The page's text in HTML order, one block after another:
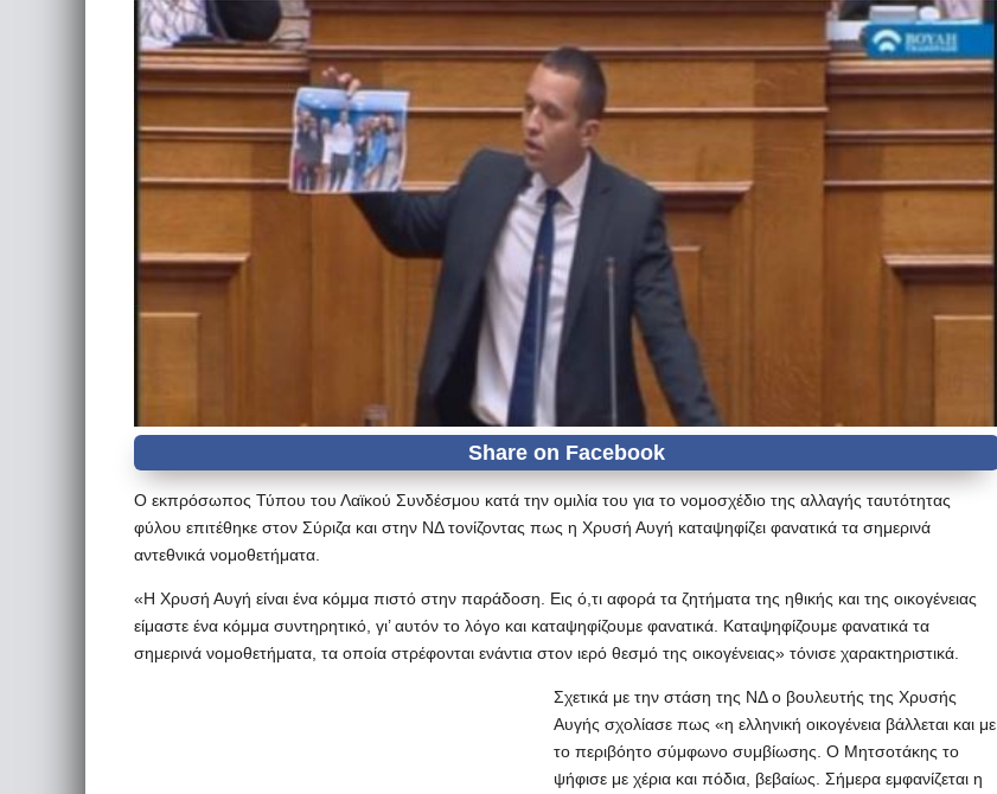
Ο εκπρόσωπος Τύπου του Λαϊκού Συνδέσμου κατά την ομιλία του για το νομοσχέδιο της αλλαγής ταυτότητας
φύλου επιτέθηκε στον Σύριζα και στην ΝΔ τονίζοντας πως η Χρυσή Αυγή καταψηφίζει φανατικά τα σημερινά
αντεθνικά νομοθετήματα.
«Η Χρυσή Αυγή είναι ένα κόμμα πιστό στην παράδοση. Εις ό,τι αφορά τα ζητήματα της ηθικής και της οικογένειας
είμαστε ένα κόμμα συντηρητικό, γι’ αυτόν το λόγο και καταψηφίζουμε φανατικά. Καταψηφίζουμε φανατικά τα
σημερινά νομοθετήματα, τα οποία στρέφονται ενάντια στον ιερό θεσμό της οικογένειας» τόνισε χαρακτηριστικά.
Σχετικά με την στάση της ΝΔ ο βουλευτής της Χρυσής
Αυγής σχολίασε πως «η ελληνική οικογένεια βάλλεται και με
το περιβόητο σύμφωνο συμβίωσης. Ο Μητσοτάκης το
ψήφισε με χέρια και πόδια, βεβαίως. Σήμερα εμφανίζεται η